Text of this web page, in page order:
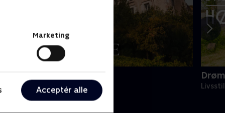
Marketing
Acceptér alle
drømmeslotte
• 6 sæsoner